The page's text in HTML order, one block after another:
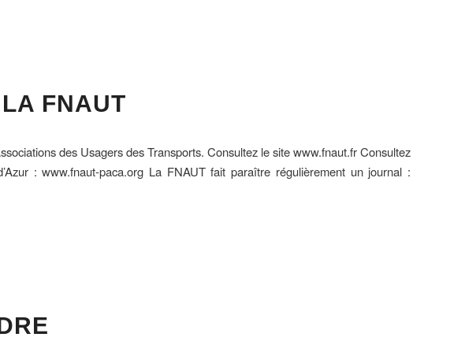
FNAUT
des Usagers des Transports. Consultez le site www.fnaut.fr Consultez
: www.fnaut-paca.org La FNAUT fait paraître régulièrement un journal :